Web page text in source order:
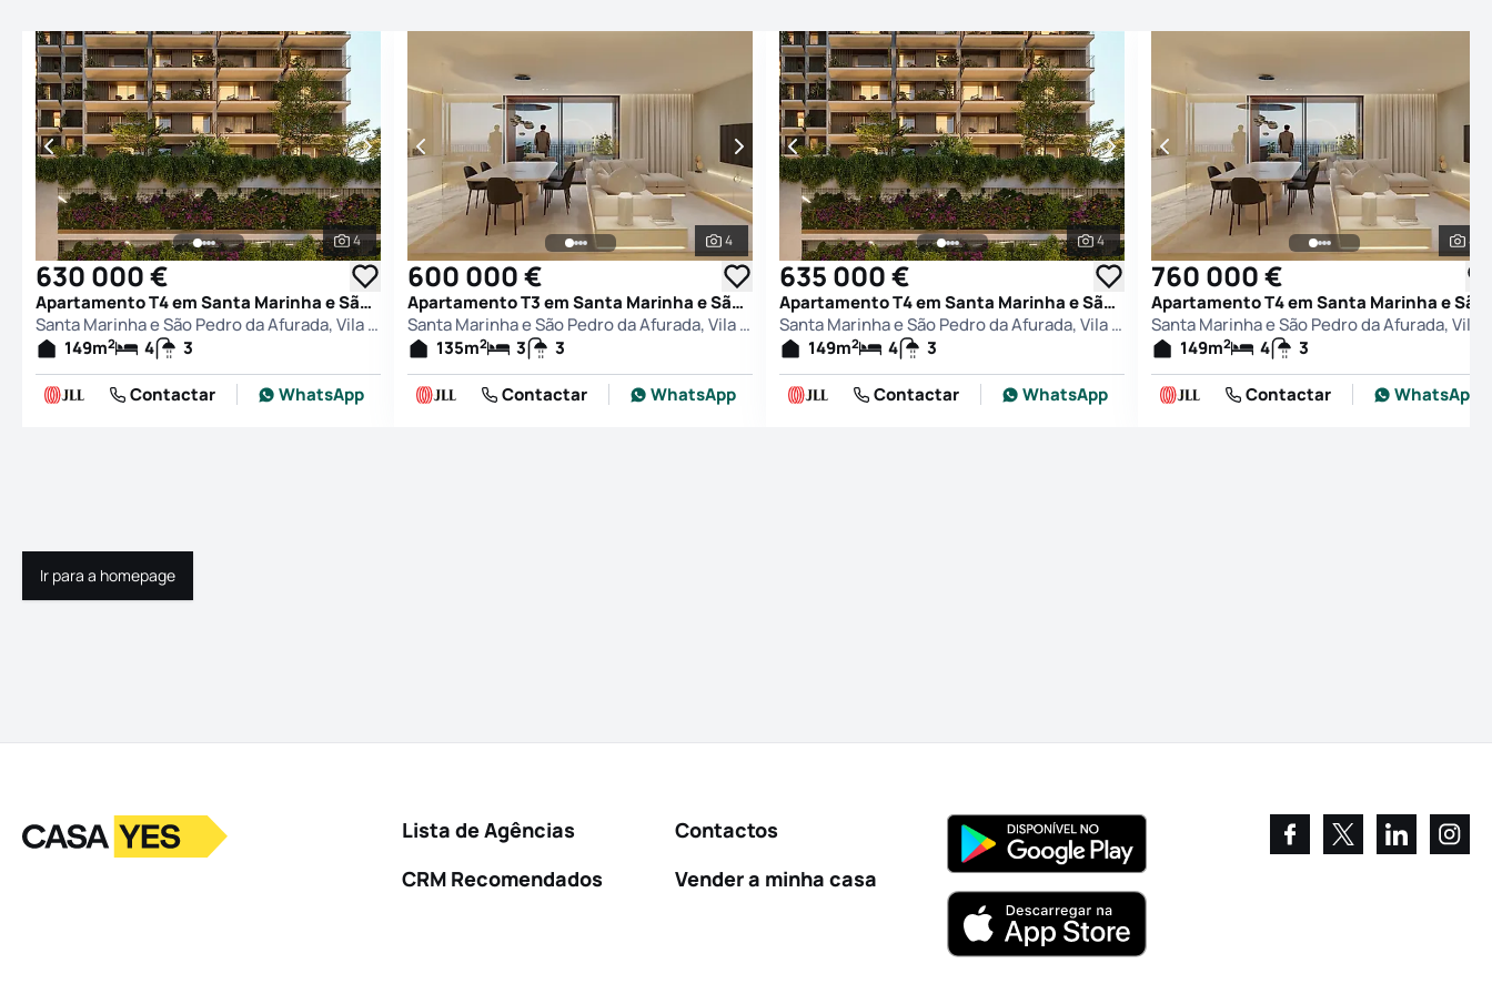
Ver todas as fotografias
4
630 000 €
Apartamento T4 em Santa Marinha e São Pedro da Afurada, Vila Nova de Gaia
Santa Marinha e São Pedro da Afurada, Vila Nova de Gaia
149m2 4
3
Contactar
WhatsApp
Ver todas as fotografias
4
600 000 €
Apartamento T3 em Santa Marinha e São Pedro da Afurada, Vila Nova de Gaia
Santa Marinha e São Pedro da Afurada, Vila Nova de Gaia
135m2 3
3
Contactar
WhatsApp
Ver todas as fotografias
4
635 000 €
Apartamento T4 em Santa Marinha e São Pedro da Afurada, Vila Nova de Gaia
Santa Marinha e São Pedro da Afurada, Vila Nova de Gaia
149m2 4
3
Contactar
WhatsApp
4
760 000 €
149m2 4
3
Contactar
WhatsApp
Ir para a homepage
Ir para a homepage
LogoIr para a homepage
Lista de Agências
CRM Recomendados
Contactos
Vender a minha casa